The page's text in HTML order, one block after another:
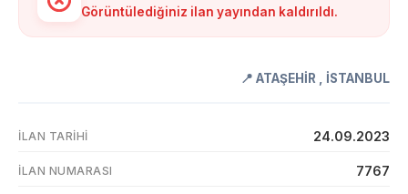
Görüntülediğiniz ilan yayından kaldırıldı.
📍 ATAŞEHİR , İSTANBUL
İLAN TARIHI 24.09.2023
İLAN NUMARASI 7767